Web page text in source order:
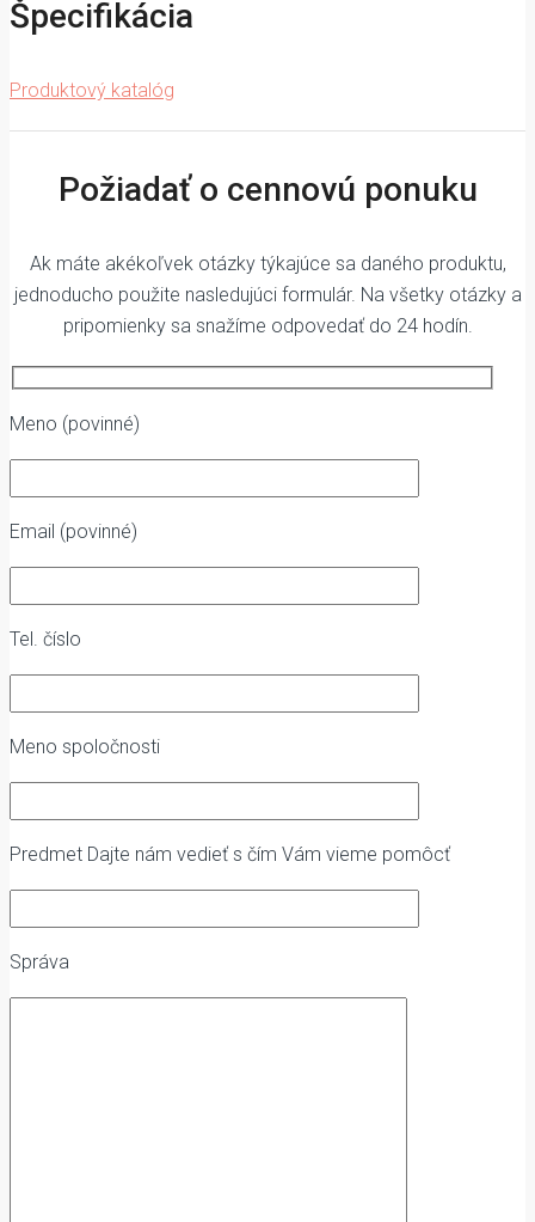
Špecifikácia
Produktový katalóg
Požiadať o cennovú ponuku
Ak máte akékoľvek otázky týkajúce sa daného produktu,
jednoducho použite nasledujúci formulár. Na všetky otázky a
pripomienky sa snažíme odpovedať do 24 hodín.
Meno (povinné)
Email (povinné)
Tel. číslo
Meno spoločnosti
Predmet Dajte nám vedieť s čím Vám vieme pomôcť
Správa